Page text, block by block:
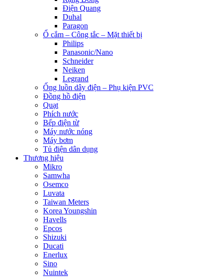
Điện Quang
Duhal
Paragon
Ổ cắm – Công tắc – Mặt thiết bị
Philips
Panasonic/Nano
Schneider
Neiken
Legrand
Ống luồn dây điện – Phụ kiện PVC
Đồng hồ điện
Quạt
Phích nước
Bếp điện từ
Máy nước nóng
Máy bơm
Tủ điện dân dụng
Thương hiệu
Mikro
Samwha
Osemco
Luvata
Taiwan Meters
Korea Youngshin
Havells
Epcos
Shizuki
Ducati
Enerlux
Sino
Nuintek